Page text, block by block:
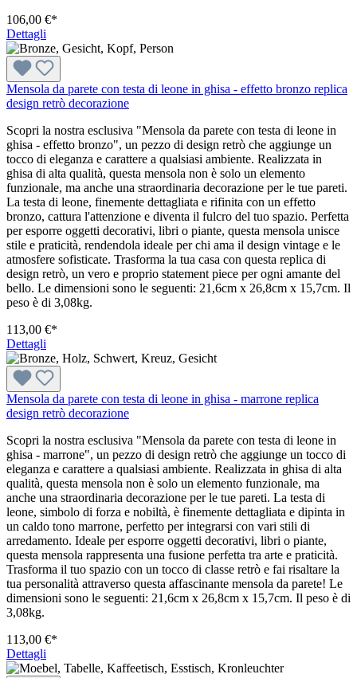
106,00 €*
Dettagli
Mensola da parete con testa di leone in ghisa - effetto bronzo replica
design retrò decorazione
Scopri la nostra esclusiva "Mensola da parete con testa di leone in
ghisa - effetto bronzo", un pezzo di design retrò che aggiunge un
tocco di eleganza e carattere a qualsiasi ambiente. Realizzata in
ghisa di alta qualità, questa mensola non è solo un elemento
funzionale, ma anche una straordinaria decorazione per le tue pareti.
La testa di leone, finemente dettagliata e rifinita con un effetto
bronzo, cattura l'attenzione e diventa il fulcro del tuo spazio. Perfetta
per esporre oggetti decorativi, libri o piante, questa mensola unisce
stile e praticità, rendendola ideale per chi ama il design vintage e le
atmosfere sofisticate. Trasforma la tua casa con questa replica di
design retrò, un vero e proprio statement piece per ogni amante del
bello. Le dimensioni sono le seguenti: 21,6cm x 26,8cm x 15,7cm. Il
peso è di 3,08kg.
113,00 €*
Dettagli
Mensola da parete con testa di leone in ghisa - marrone replica
design retrò decorazione
Scopri la nostra esclusiva "Mensola da parete con testa di leone in
ghisa - marrone", un pezzo di design retrò che aggiunge un tocco di
eleganza e carattere a qualsiasi ambiente. Realizzata in ghisa di alta
qualità, questa mensola non è solo un elemento funzionale, ma
anche una straordinaria decorazione per le tue pareti. La testa di
leone, simbolo di forza e nobiltà, è finemente dettagliata e dipinta in
un caldo tono marrone, perfetto per integrarsi con vari stili di
arredamento. Ideale per esporre oggetti decorativi, libri o piante,
questa mensola rappresenta una fusione perfetta tra arte e praticità.
Trasforma il tuo spazio con un tocco di classe retrò e fai risaltare la
tua personalità attraverso questa affascinante mensola da parete! Le
dimensioni sono le seguenti: 21,6cm x 26,8cm x 15,7cm. Il peso è di
3,08kg.
113,00 €*
Dettagli